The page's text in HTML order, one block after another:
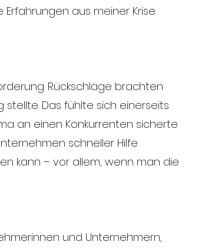
aus meiner Krise
Rückschläge brachten
stellte. Das fühlte sich einerseits
an einen Konkurrenten sicherte
schneller Hilfe
kann – vor allem, wenn man die
und Unternehmern,